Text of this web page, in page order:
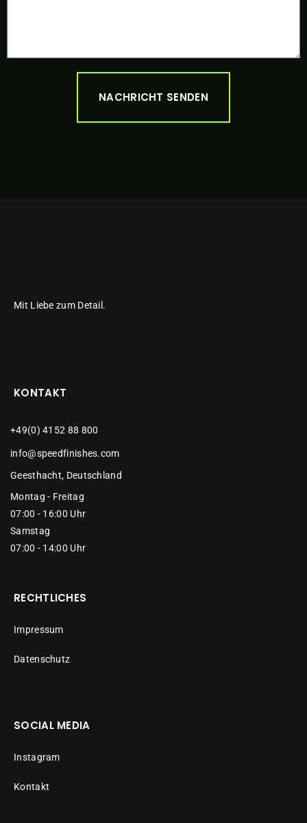
NACHRICHT SENDEN
Mit Liebe zum Detail.
KONTAKT
+49(0) 4152 88 800
info@speedfinishes.com
Geesthacht, Deutschland
Montag - Freitag
07:00 - 16:00 Uhr
Samstag
07:00 - 14:00 Uhr
RECHTLICHES
Impressum
Datenschutz
SOCIAL MEDIA
Instagram
Kontakt